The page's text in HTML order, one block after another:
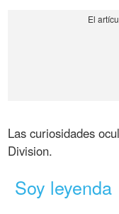
Las curiosidades
Division.
Soy leyenda